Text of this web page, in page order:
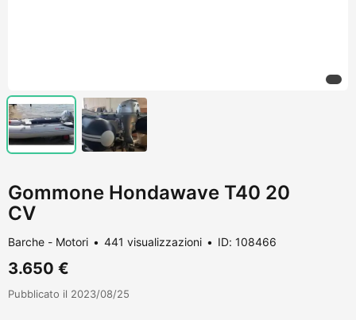
Gommone Hondawave T40 20
CV
Barche - Motori 441 visualizzazioni ID: 108466
3.650 €
Pubblicato il 2023/08/25